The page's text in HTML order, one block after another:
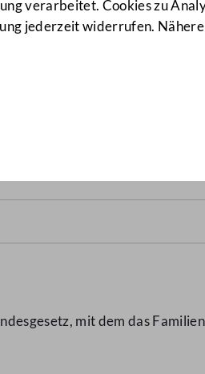
verarbeitet. Cookies zu
jederzeit widerrufen.
mit dem das